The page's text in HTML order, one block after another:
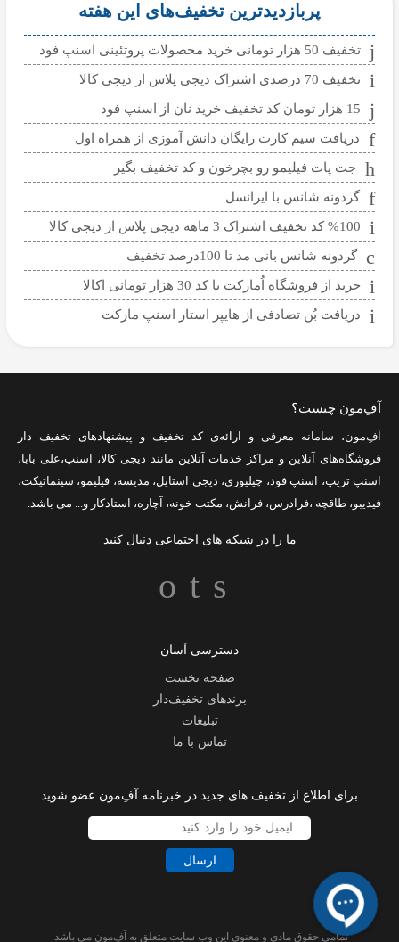
پربازدیدترین تخفیف‌های این هفته
تخفیف 50 هزار تومانی خرید محصولات پروتئینی اسنپ فود
تخفیف 70 درصدی اشتراک دیجی پلاس از دیجی کالا
15 هزار تومان کد تخفیف خرید نان از اسنپ فود
دریافت سیم کارت رایگان دانش آموزی از همراه اول
جت پات فیلیمو رو بچرخون و کد تخفیف بگیر
گردونه شانس با ایرانسل
%100 کد تخفیف اشتراک 3 ماهه دیجی پلاس از دیجی کالا
گردونه شانس بانی مد تا 100درصد تخفیف
خرید از فروشگاه اُمارکت با کد 30 هزار تومانی اکالا
دریافت بُن تصادفی از هایپر استار اسنپ مارکت
آفِ‌مون چیست؟
آفِ‌مون، سامانه معرفی و ارائه‌یکد تخفیف و پیشنهادهای تخفیف دار
فروشگاه‌های آنلاین و مراکز خدمات آنلاین مانند دیجی کالا، اسنپ،علی بابا،
اسنپ تریپ، اسنپ فود، چیلیوری، دیجی استایل، مدیسه، فیلیمو، سینماتیکت،
فیدیبو، طاقچه ،فرادرس، فرانش، مکتب خونه، آچاره، استادکار و... می باشد.
ما را در شبکه های اجتماعی دنبال کنید
دسترسی آسان
صفحه نخست
برندهای تخفیف‌دار
تبلیغات
تماس با ما
برای اطلاع از تخفیف های جدید در خبرنامه آفِ‌مون عضو شوید
ارسال
تمامی حقوق مادی و معنوی این وب سایت متعلق به آفِ‌مون می باشد.